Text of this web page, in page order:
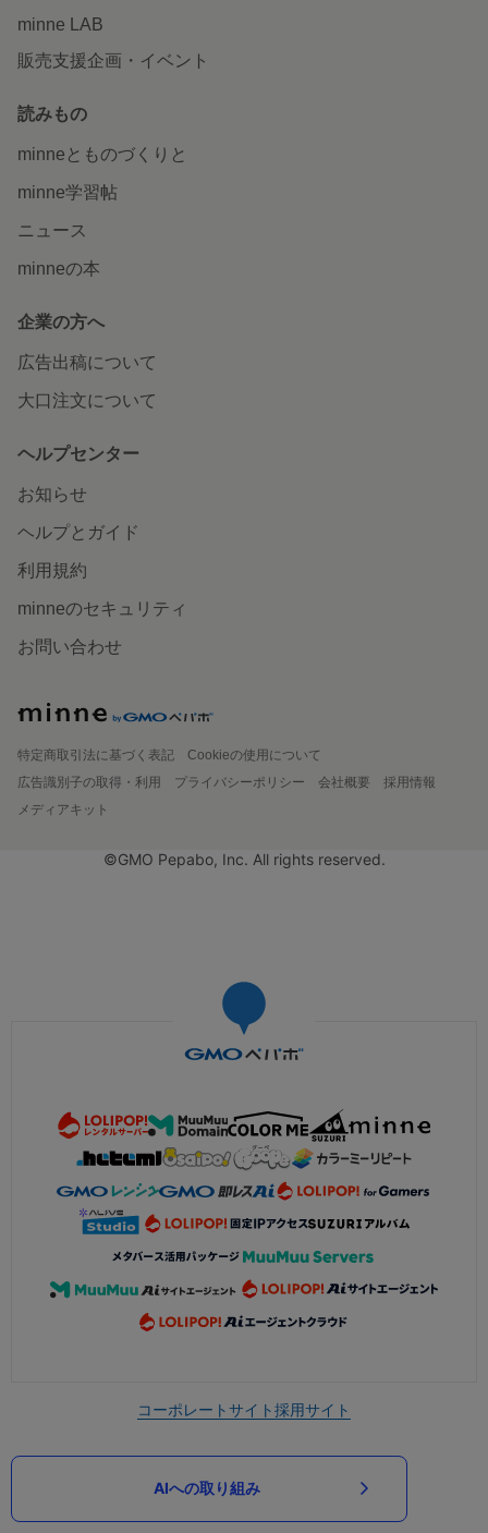
minne LAB
販売支援企画・イベント
読みもの
minneとものづくりと
minne学習帖
ニュース
minneの本
企業の方へ
広告出稿について
大口注文について
ヘルプセンター
お知らせ
ヘルプとガイド
利用規約
minneのセキュリティ
お問い合わせ
特定商取引法に基づく表記
Cookieの使用について
広告識別子の取得・利用
プライバシーポリシー 会社概要
採用情報
メディアキット
©GMO Pepabo, Inc. All rights reserved.
コーポレートサイト採用サイト
AIへの取り組み